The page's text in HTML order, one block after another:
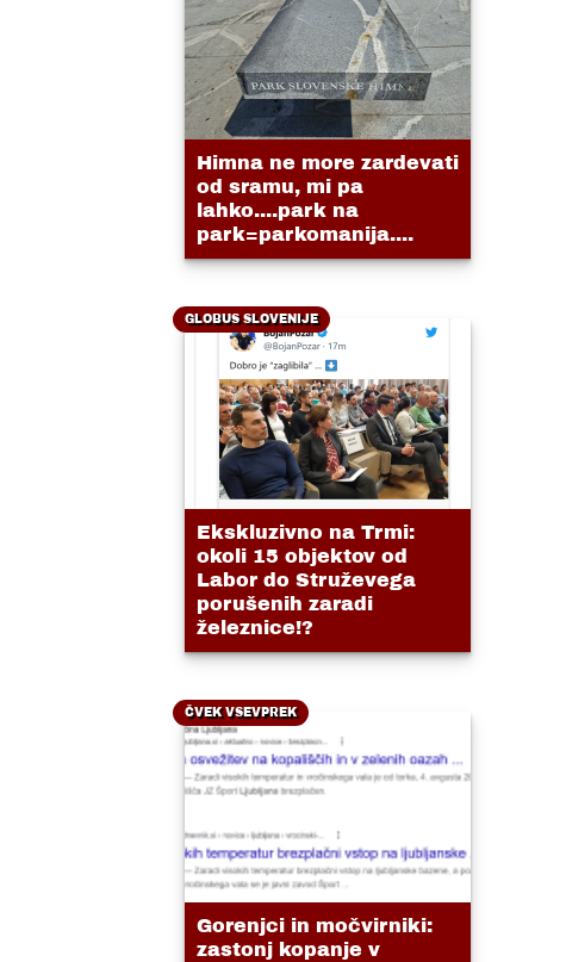
Himna ne more zardevati
od sramu, mi pa
lahko....park na
park=parkomanija....
GLOBUS SLOVENIJE
Ekskluzivno na Trmi:
okoli 15 objektov od
Labor do Struževega
porušenih zaradi
železnice!?
ČVEK VSEVPREK
Gorenjci in močvirniki:
zastonj kopanje v